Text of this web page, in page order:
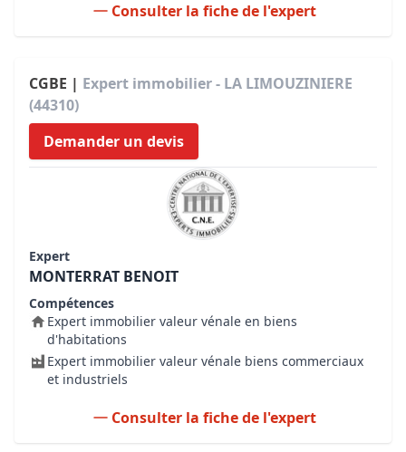
Consulter la fiche de l'expert
CGBE | Expert immobilier - LA LIMOUZINIERE
(44310)
Demander un devis
Expert
MONTERRAT BENOIT
Compétences
Expert immobilier valeur vénale en biens
d'habitations
Expert immobilier valeur vénale biens commerciaux
et industriels
Consulter la fiche de l'expert